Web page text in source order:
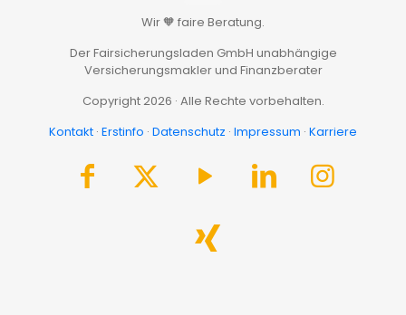
Wir 🧡 faire Beratung.
Der Fairsicherungsladen GmbH unabhängige
Versicherungsmakler und Finanzberater
Copyright 2026 · Alle Rechte vorbehalten.
Kontakt · Erstinfo · Datenschutz · Impressum · Karriere